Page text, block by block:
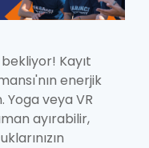
Kayıt
enerjik
veya VR
ayırabilir,